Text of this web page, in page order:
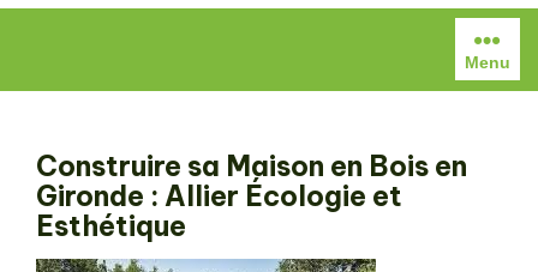
Menu
Construire sa Maison en Bois en
Gironde : Allier Écologie et
Esthétique